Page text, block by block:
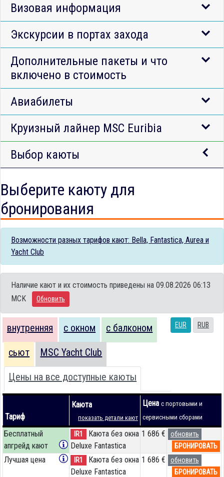
Визовая информация
Экскурсии в портах захода
Дополнительные пакеты и что
включено в стоимость
Авиабилеты
Круизный лайнер MSC Euribia
Выбор каюты
Выберите каюту для
бронирования
Возможности разных тарифов кают: Bella, Fantastica, Aurea и
Yacht Club
Наличие кают и их стоимость приведены на 09.08.2026 06:13
MCK
Обновить
EUR RUB
внутренняя с окном с балконом
сьют MSC Yacht Club
Цены на все доступные каюты
Тариф
Каюта
показать детали кают
Цена с портовыми и
сервисными сборами
Бесплатный
апгрейд кают
IR1
Каюта без окна
Deluxe Fantastica
1 686 €
обновить
БРОНИРОВАТЬ
Лучшая цена IR1
Каюта без окна
Deluxe Fantastica
1 686 €
обновить
БРОНИРОВАТЬ